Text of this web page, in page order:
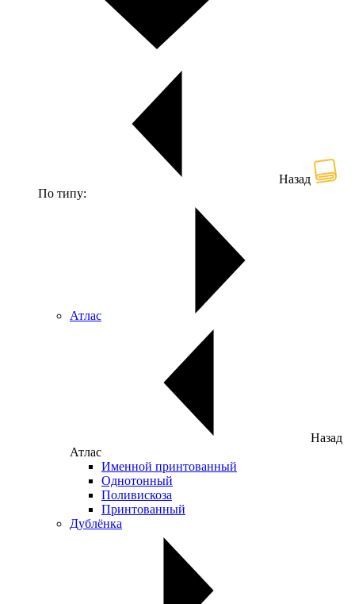
Назад
По типу:
Атлас
Назад
Атлас
Именной принтованный
Однотонный
Поливискоза
Принтованный
Дублёнка